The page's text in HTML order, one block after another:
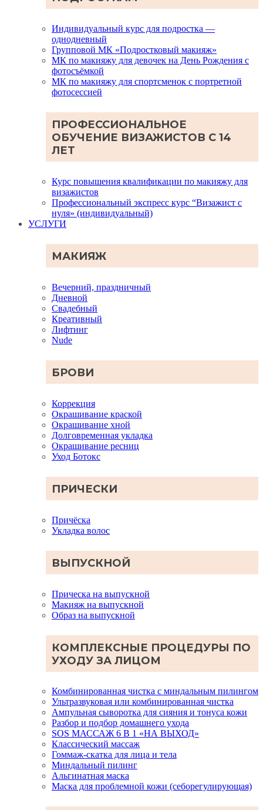
Индивидуальный курс для подростка —
однодневный
Групповой МК «Подростковый макияж»
МК по макияжу для девочек на День Рождения с
фотосъёмкой
МК по макияжу для спортсменок с портретной
фотосессией
ПРОФЕССИОНАЛЬНОЕ
ОБУЧЕНИЕ ВИЗАЖИСТОВ С 14
ЛЕТ
Курс повышения квалификации по макияжу для
визажистов
Профессиональный экспресс курс “Визажист с
нуля» (индивидуальный)
УСЛУГИ
МАКИЯЖ
Вечерний, праздничный
Дневной
Свадебный
Креативный
Лифтинг
Nude
БРОВИ
Коррекция
Окрашивание краской
Окрашивание хной
Долговременная укладка
Окрашивание ресниц
Уход Ботокс
ПРИЧЕСКИ
Причёска
Укладка волос
ВЫПУСКНОЙ
Прическа на выпускной
Макияж на выпускной
Образ на выпускной
КОМПЛЕКСНЫЕ ПРОЦЕДУРЫ ПО
УХОДУ ЗА ЛИЦОМ
Комбинированная чистка с миндальным пилингом
Ультразвуковая или комбинированная чистка
Ампульная сыворотка для сияния и тонуса кожи
Разбор и подбор домашнего ухода
SOS МАССАЖ 6 В 1 «НА ВЫХОД»
Классический массаж
Гоммаж-скатка для лица и тела
Миндальный пилинг
Альгинатная маска
Маска для проблемной кожи (себорегулирующая)